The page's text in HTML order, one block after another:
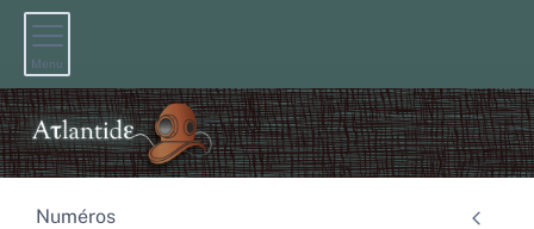
Menu
Numéros